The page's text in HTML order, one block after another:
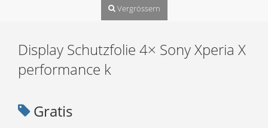
Vergrössern
Display Schutzfolie 4× Sony Xperia X
performance k
Gratis